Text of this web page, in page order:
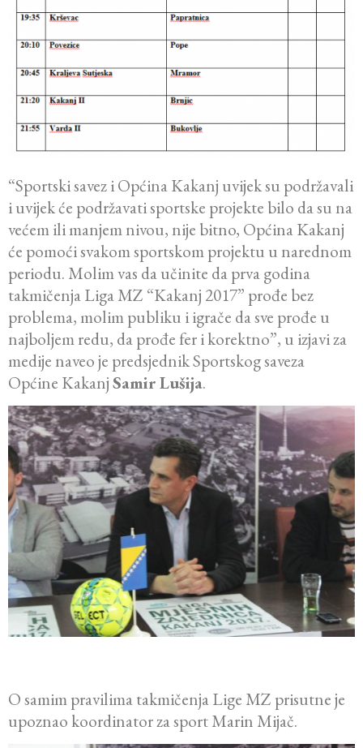
“Sportski savez i Općina Kakanj uvijek su podržavali
i uvijek će podržavati sportske projekte bilo da su na
većem ili manjem nivou, nije bitno, Općina Kakanj
će pomoći svakom sportskom projektu u narednom
periodu. Molim vas da učinite da prva godina
takmičenja Liga MZ “Kakanj 2017” prođe bez
problema, molim publiku i igrače da sve prođe u
najboljem redu, da prođe fer i korektno”, u izjavi za
medije naveo je predsjednik Sportskog saveza
Općine KakanjSamir Lušija.
O samim pravilima takmičenja Lige MZ prisutne je
upoznao koordinator za sport Marin Mijač.